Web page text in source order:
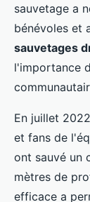
sauvetage a
bénévoles et
sauvetages
l'importance
En juillet
et fans de
ont sauvé un
mètres de
efficace a